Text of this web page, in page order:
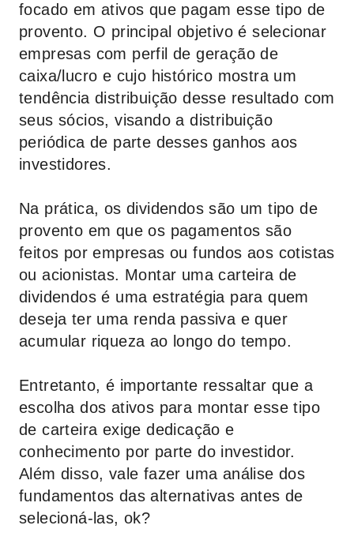
focado em ativos que pagam esse tipo de
provento. O principal objetivo é selecionar
empresas com perfil de geração de
caixa/lucro e cujo histórico mostra um
tendência distribuição desse resultado com
seus sócios, visando a distribuição
periódica de parte desses ganhos aos
investidores.
Na prática, os dividendos são um tipo de
provento em que os pagamentos são
feitos por empresas ou fundos aos cotistas
ou acionistas. Montar uma carteira de
dividendos é uma estratégia para quem
deseja ter uma renda passiva e quer
acumular riqueza ao longo do tempo.
Entretanto, é importante ressaltar que a
escolha dos ativos para montar esse tipo
de carteira exige dedicação e
conhecimento por parte do investidor.
Além disso, vale fazer uma análise dos
fundamentos das alternativas antes de
selecioná-las, ok?